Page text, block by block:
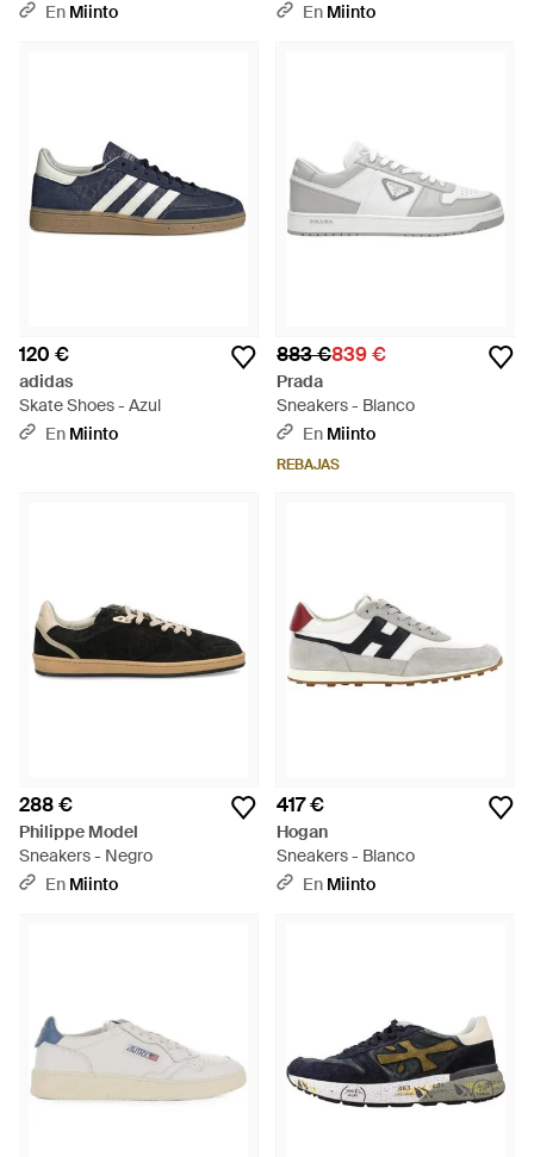
En Miinto
En Miinto
120 €
adidas
Skate Shoes - Azul
En Miinto
883 €839 €
Prada
Sneakers - Blanco
En Miinto
REBAJAS
288 €
Philippe Model
Sneakers - Negro
En Miinto
417 €
Hogan
Sneakers - Blanco
En Miinto